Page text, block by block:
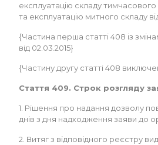
експлуатацію складу тимчасового
та експлуатацію митного складу
{Частина перша статті 408 із
від 02.03.2015}
{Частину другу статті 408
Стаття 409. Строк розгляду
1. Рішення про надання дозволу
днів з дня надходження заяви до
2. Витяг з відповідного реєстру